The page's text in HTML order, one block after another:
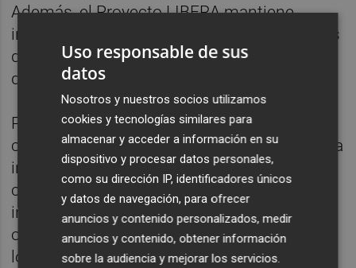
Además, el Proyecto LIBERA mantiene
informados a los municipios de los recursos
de sensibilización disponibles para su uso y
difusión local.
Por otro lado, LIBERA impulsa la
colaboración en la lucha contra la basuraleza
informándoles sobre iniciativas y
colaboraciones que desarrolla con otras
instituciones públicas, empresas y
organizaciones o asociaciones nacionales y
locales y organizando, con el respaldo y
Uso responsable de sus
datos
Nosotros y nuestros socios utilizamos
cookies y tecnologías similares para
almacenar y acceder a información en su
dispositivo y procesar datos personales,
como su dirección IP, identificadores únicos
y datos de navegación, para ofrecer
anuncios y contenido personalizados, medir
anuncios y contenido, obtener información
sobre la audiencia y mejorar los servicios.